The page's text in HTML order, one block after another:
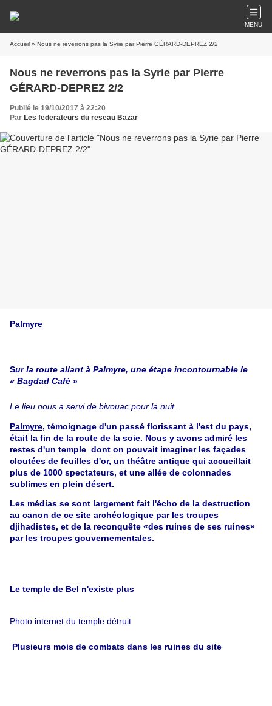
MENU
Accueil » Nous ne reverrons pas la Syrie par Pierre GÉRARD-DEPREZ 2/2
Nous ne reverrons pas la Syrie par Pierre
GÉRARD-DEPREZ 2/2
Publié le 19/10/2017 à 22:20
Par Les federateurs du reseau Bazar
Palmyre
Sur la route allant à Palmyre, une étape incontournable le
« Bagdad Café »
Le lieu nous a servi de bivouac pour la nuit.
Palmyre, témoignage d'un passé florissant à l'est du pays,
était la fin de la route de la soie. Nous y avons admiré les
restes d'un temple dont on pouvait imaginer les façades
cloutées de feuilles d'or, un théâtre antique qui accueillait
plus de 1000 spectateurs, et une allée de colonnades
sublimes en plein désert.
Les médias se sont largement fait l'écho de la destruction
au canon de ce site archéologique par les troupes
djihadistes, et de la reconquête «des ruines de ses ruines»
par les troupes gouvernementales.
Le temple de Bel n'existe plus
Photo internet du temple détruit
Plusieurs mois de combats dans les ruines du site